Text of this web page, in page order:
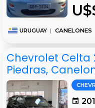
URUGUAY | CANELONES
Chevrolet Celta
Piedras,